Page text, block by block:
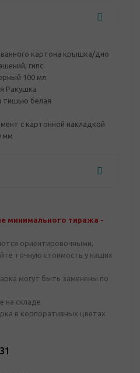
картона крышка/дно
гипс
100 мл
Ракушка
тишью белая
с картонной накладкой
мм
минимального тиража -
ориентировочными,
точную стоимость у наших
могут быть заменены по
на складе
в корпоративных цветах